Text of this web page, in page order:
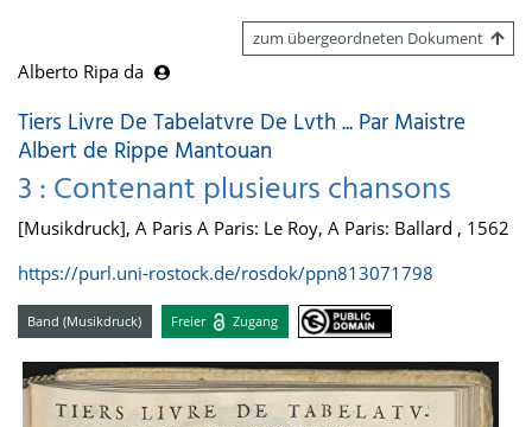
zum übergeordneten Dokument
Alberto Ripa da
Tiers Livre De Tabelatvre De Lvth ... Par Maistre
Albert de Rippe Mantouan
3 : Contenant plusieurs chansons
[Musikdruck], A Paris A Paris: Le Roy, A Paris: Ballard , 1562
https://purl.uni-rostock.de/rosdok/ppn813071798
Band (Musikdruck) Freier Zugang